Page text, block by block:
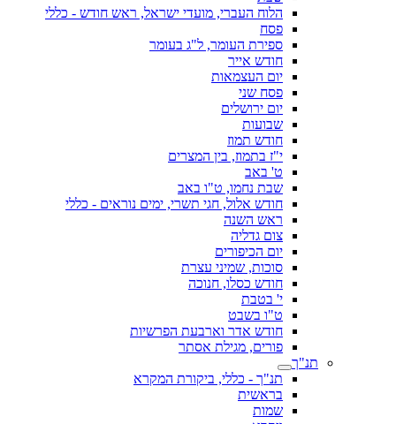
הלוח העברי, מועדי ישראל, ראש חודש - כללי
פסח
ספירת העומר, ל"ג בעומר
חודש אייר
יום העצמאות
פסח שני
יום ירושלים
שבועות
חודש תמוז
י"ז בתמוז, בין המצרים
ט' באב
שבת נחמו, ט"ו באב
חודש אלול, חגי תשרי, ימים נוראים - כללי
ראש השנה
צום גדליה
יום הכיפורים
סוכות, שמיני עצרת
חודש כסלו, חנוכה
י' בטבת
ט"ו בשבט
חודש אדר וארבעת הפרשיות
פורים, מגילת אסתר
תנ"ך
תנ"ך - כללי, ביקורת המקרא
בראשית
שמות